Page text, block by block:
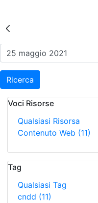
Risultati
Ricerca
Voci Risorse
Qualsiasi Risorsa
Contenuto Web (11)
Tag
Qualsiasi Tag
cndd (11)